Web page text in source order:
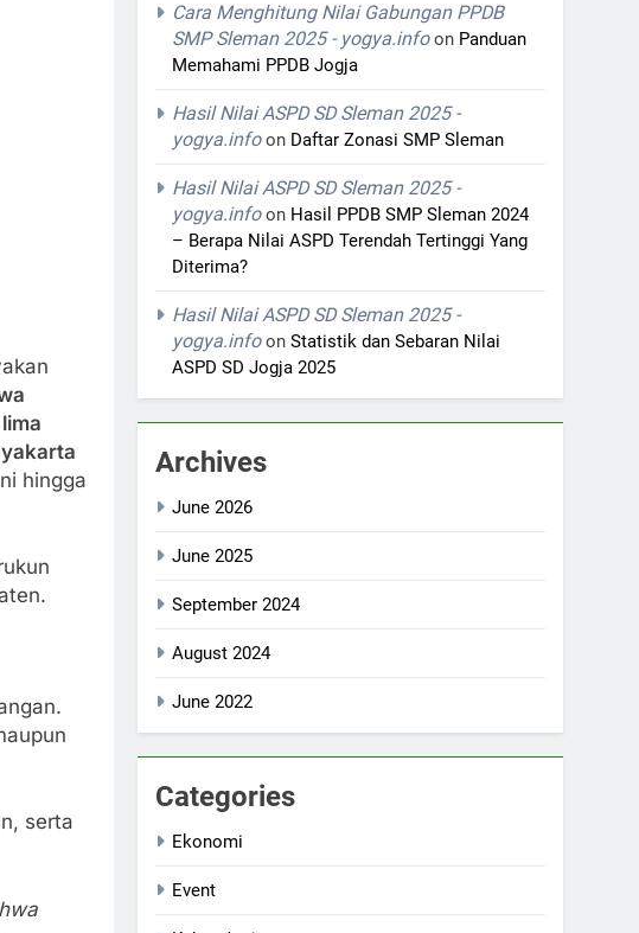
hingga
serta
Cara Menghitung Nilai Gabungan PPDB
SMP Sleman 2025 - yogya.infoon Panduan
Memahami PPDB Jogja
Hasil Nilai ASPD SD Sleman 2025 -
yogya.infoon Daftar Zonasi SMP Sleman
Hasil Nilai ASPD SD Sleman 2025 -
yogya.infoon Hasil PPDB SMP Sleman 2024
– Berapa Nilai ASPD Terendah Tertinggi Yang
Diterima?
Hasil Nilai ASPD SD Sleman 2025 -
yogya.infoonStatistik dan Sebaran Nilai
ASPD SD Jogja 2025
Archives
June 2026
June 2025
September 2024
August 2024
June 2022
Categories
Ekonomi
Event